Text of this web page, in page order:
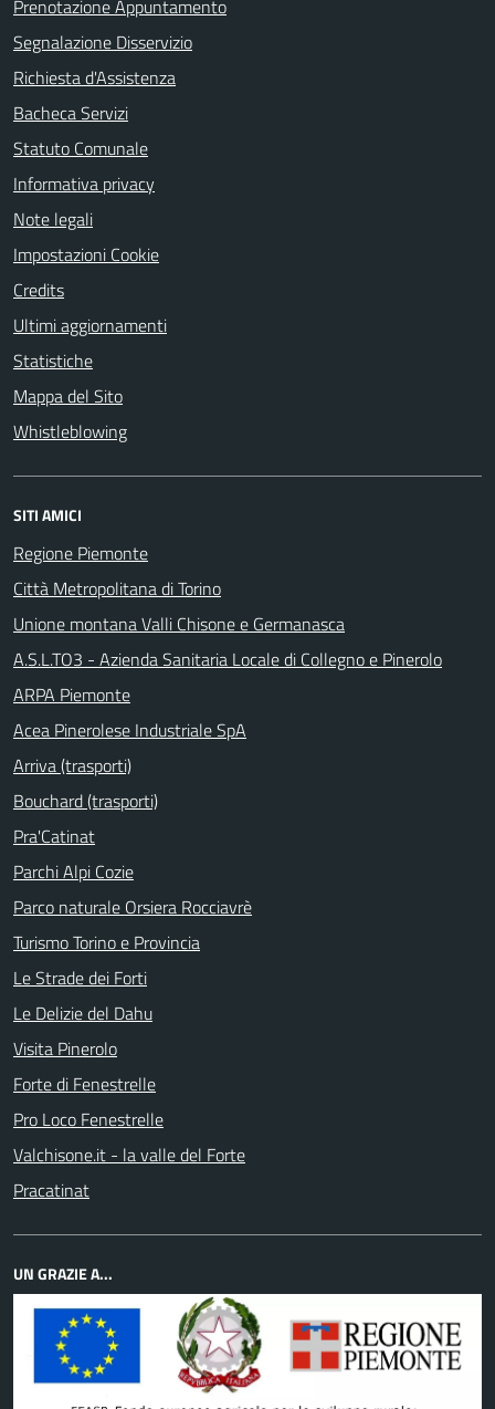
Prenotazione Appuntamento
Segnalazione Disservizio
Richiesta d'Assistenza
Bacheca Servizi
Statuto Comunale
Informativa privacy
Note legali
Impostazioni Cookie
Credits
Ultimi aggiornamenti
Statistiche
Mappa del Sito
Whistleblowing
SITI AMICI
Regione Piemonte
Città Metropolitana di Torino
Unione montana Valli Chisone e Germanasca
A.S.L.TO3 - Azienda Sanitaria Locale di Collegno e Pinerolo
ARPA Piemonte
Acea Pinerolese Industriale SpA
Arriva (trasporti)
Bouchard (trasporti)
Pra'Catinat
Parchi Alpi Cozie
Parco naturale Orsiera Rocciavrè
Turismo Torino e Provincia
Le Strade dei Forti
Le Delizie del Dahu
Visita Pinerolo
Forte di Fenestrelle
Pro Loco Fenestrelle
Valchisone.it - la valle del Forte
Pracatinat
UN GRAZIE A...